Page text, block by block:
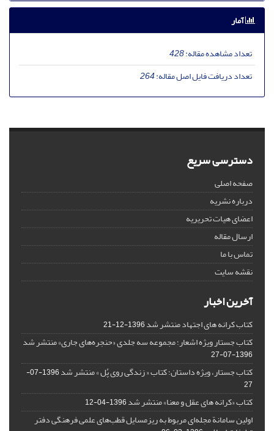
آمار
تعداد مشاهده مقاله:428
تعداد دریافت فایل اصل مقاله:264
دسترسی سریع
صفحه اصلی
درباره نشریه
اعضای هیات تحریریه
ارسال مقاله
تماس با ما
نقشه سایت
آخرین اخبار
کتاب کرانه های اجتهاد منتشر شد1396-12-21
کتاب جستار ویژه اشعار؛ مجموعه سه جلدی «حنجره‌های جاری» منتشر شد
1396-07-27
کتاب جستار، ویژه داستان؛ کتاب « زندگی روی پُل » منتشر شد
1396-07-
27
کتاب «کرانه های عقل و معنا» منتشر شد1396-04-12
اولین سامانة مجله‌ای مربوط به ریزمسایل‌ قطب‌های علمی فرهنگی دفتر